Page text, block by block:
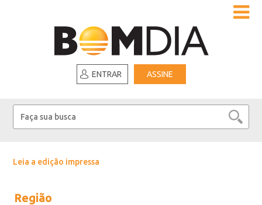
ENTRAR ASSINE
Leia a edição impressa
Região